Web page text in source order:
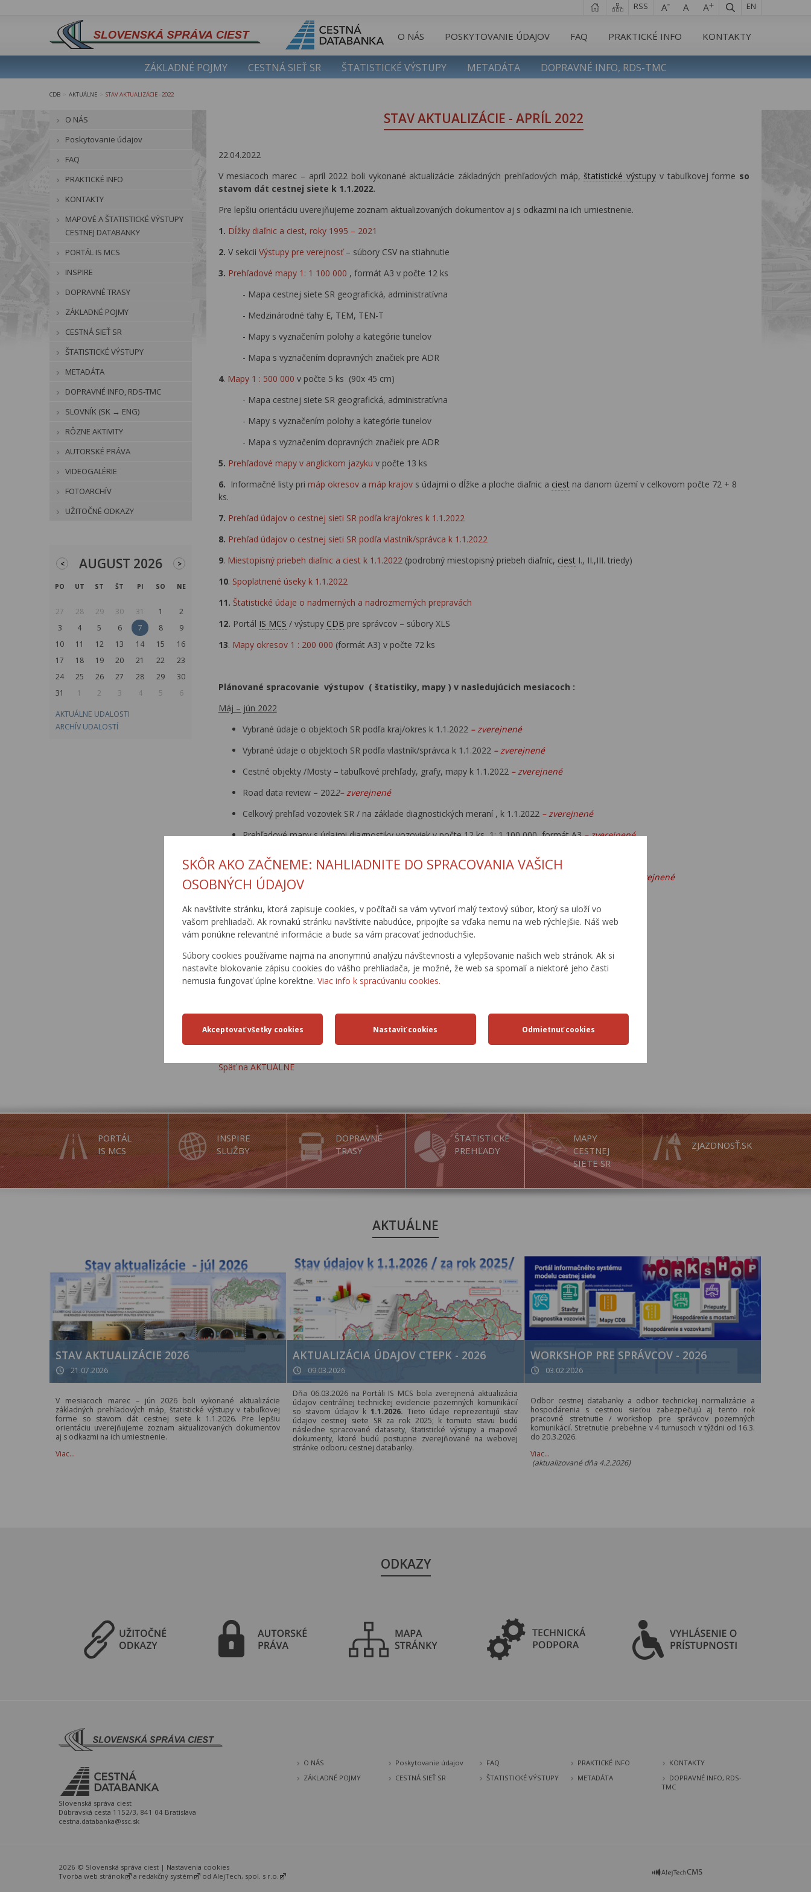
SKÔR AKO ZAČNEME: NAHLIADNITE DO SPRACOVANIA VAŠICH
OSOBNÝCH ÚDAJOV
Ak navštívite stránku, ktorá zapisuje cookies, v počítači sa vám vytvorí malý textový súbor, ktorý sa uloží vo
vašom prehliadači. Ak rovnakú stránku navštívite nabudúce, pripojíte sa vďaka nemu na web rýchlejšie. Náš web
vám ponúkne relevantné informácie a bude sa vám pracovať jednoduchšie.
Súbory cookies používame najmä na anonymnú analýzu návštevnosti a vylepšovanie našich web stránok. Ak si
nastavíte blokovanie zápisu cookies do vášho prehliadača, je možné, že web sa spomalí a niektoré jeho časti
nemusia fungovať úplne korektne. Viac info k spracúvaniu cookies.
EN
RSS
O NÁS POSKYTOVANIE ÚDAJOV FAQ PRAKTICKÉ INFO KONTAKTY
ZÁKLADNÉ POJMY CESTNÁ SIEŤ SR ŠTATISTICKÉ VÝSTUPY METADÁTA DOPRAVNÉ INFO, RDS-TMC
CDB AKTUÁLNE STAV AKTUALIZÁCIE - 2022
STAV AKTUALIZÁCIE - APRÍL 2022
22.04.2022
V mesiacoch marec – apríl 2022 boli vykonané aktualizácie základných prehľadových máp,štatistické výstupy v tabuľkovej forme so
stavom dát cestnej siete k 1.1.2022.
Pre lepšiu orientáciu uverejňujeme zoznam aktualizovaných dokumentov aj s odkazmi na ich umiestnenie.
1. Dĺžky diaľnic a ciest, roky 1995 – 2021
2. V sekcii Výstupy pre verejnosť– súbory CSV na stiahnutie
3. Prehľadové mapy 1: 1 100 000 , formát A3 v počte 12 ks
- Mapa cestnej siete SR geografická, administratívna
- Medzinárodné ťahy E, TEM, TEN-T
- Mapy s vyznačením polohy a kategórie tunelov
- Mapa s vyznačením dopravných značiek pre ADR
4. Mapy 1 : 500 000 v počte 5 ks (90x 45 cm)
- Mapa cestnej siete SR geografická, administratívna
- Mapy s vyznačením polohy a kategórie tunelov
- Mapa s vyznačením dopravných značiek pre ADR
5. Prehľadové mapy v anglickom jazyku v počte 13 ks
6. Informačné listy pri máp okresova máp krajovs údajmi o dĺžke a ploche diaľnic a ciestna danom území v celkovom počte 72 + 8
ks.
7. Prehľad údajov o cestnej sieti SR podľa kraj/okres k 1.1.2022
8. Prehľad údajov o cestnej sieti SR podľa vlastník/správca k 1.1.2022
9. Miestopisný priebeh diaľnic a ciest k 1.1.2022(podrobný miestopisný priebeh diaľníc, ciestI., II.,III. triedy)
10. Spoplatnené úseky k 1.1.2022
11. Štatistické údaje o nadmerných a nadrozmerných prepravách
12. Portál IS MCS / výstupy CDB pre správcov – súbory XLS
13. Mapy okresov 1 : 200 000 (formát A3) v počte 72 ks
Plánované spracovanie výstupov ( štatistiky, mapy ) v nasledujúcich mesiacoch :
Máj – jún 2022
Vybrané údaje o objektoch SR podľa kraj/okres k 1.1.2022 – zverejnené
Vybrané údaje o objektoch SR podľa vlastník/správca k 1.1.2022 – zverejnené
Cestné objekty /Mosty – tabuľkové prehľady, grafy, mapy k 1.1.2022 – zverejnené
Road data review – 2022– zverejnené
Celkový prehľad vozoviek SR / na základe diagnostických meraní , k 1.1.2022 – zverejnené
Prehľadové mapy s údajmi diagnostiky vozoviek v počte 12 ks, 1: 1 100 000, formát A3– zverejnené
Jún – júl 2022
PortálIS MCS / Výstupy
– zverejnené
August – október 2022
Mapy okresov1: 50 000 v počte 72 ks– zverejnené
Mapy podľa správcov pre samosprávne kraje, 1:50 000 v počte 69 ks – zverejnené
Október- december 2022
Mapové listy 1: 100 000 vo formáte A4 boli v počte 141 ks
Späť na AKTUÁLNE
O NÁS
Poskytovanie údajov
FAQ
PRAKTICKÉ INFO
KONTAKTY
MAPOVÉ A ŠTATISTICKÉ VÝSTUPY
CESTNEJ DATABANKY
PORTÁL IS MCS
INSPIRE
DOPRAVNÉ TRASY
ZÁKLADNÉ POJMY
CESTNÁ SIEŤ SR
ŠTATISTICKÉ VÝSTUPY
METADÁTA
DOPRAVNÉ INFO, RDS-TMC
SLOVNÍK (SK → ENG)
RÔZNE AKTIVITY
AUTORSKÉ PRÁVA
VIDEOGALÉRIE
FOTOARCHÍV
UŽITOČNÉ ODKAZY
< AUGUST 2026 >
PO UT ST ŠT PI SO NE
27 28 29 30 31 1
2
3
4 5 6 7 8
9
10
11 12 13 14 15
16
17
18 19 20 21 22
23
24
25 26 27 28 29
30
31
1 2 3 4 5 6
AKTUÁLNE UDALOSTI
ARCHÍV UDALOSTÍ
PORTÁL
IS MCS
INSPIRE
SLUŽBY
DOPRAVNÉ
TRASY
ŠTATISTICKÉ
PREHĽADY
MAPY
CESTNEJ
SIETE SR
ZJAZDNOSŤ.SK
AKTUÁLNE
STAV AKTUALIZÁCIE 2026
21.07.2026
V mesiacoch marec – jún 2026 boli vykonané aktualizácie
základných prehľadových máp, štatistické výstupy v tabuľkovej
forme so stavom dát cestnej siete k 1.1.2026. Pre lepšiu
orientáciu uverejňujeme zoznam aktualizovaných dokumentov
aj s odkazmi na ich umiestnenie.
Viac…
AKTUALIZÁCIA ÚDAJOV CTEPK - 2026
09.03.2026
Dňa 06.03.2026 na Portáli IS MCS bola zverejnená aktualizácia
údajov centrálnej technickej evidencie pozemných komunikácií
so stavom údajov k 1.1.2026. Tieto údaje reprezentujú stav
údajov cestnej siete SR za rok 2025; k tomuto stavu budú
následne spracované datasety, štatistické výstupy a mapové
dokumenty, ktoré budú postupne zverejňované na webovej
stránke odboru cestnej databanky.
WORKSHOP PRE SPRÁVCOV - 2026
03.02.2026
Odbor cestnej databanky a odbor technickej normalizácie a
hospodárenia s cestnou sieťou zabezpečujú aj tento rok
pracovné stretnutie / workshop pre správcov pozemných
komunikácií. Stretnutie prebehne v 4 turnusoch v týždni od 16.3.
do 20.3.2026.
Viac…
(aktualizované dňa 4.2.2026)
ODKAZY
Slovenská správa ciest
Dúbravská cesta 1152/3, 841 04 Bratislava
cestna.databanka@ssc.sk
O NÁS Poskytovanie údajov FAQ PRAKTICKÉ INFO
KONTAKTY
ZÁKLADNÉ POJMY
CESTNÁ SIEŤ SR ŠTATISTICKÉ VÝSTUPY METADÁTA
DOPRAVNÉ INFO, RDS-
TMC
2026 © Slovenská správa ciest | Nastavenia cookies
Tvorba web stránok
a redakčný systém od AlejTech, spol. s r.o.